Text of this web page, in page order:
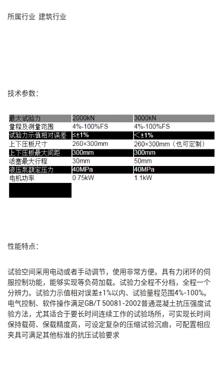
所属行业 建筑行业
技术参数：
性能特点：
试验空间采用电动或者手动调节，使用非常方便。具有力闭环的伺
服控制功能，能够实现等负荷加载。试验力全程不分档，全程一个
分辨力。试验力示值相对误差±1%以内、试验量程范围4%-100%。
电气控制、软件操作满足GB/T 50081-2002普通混凝土抗压强度试
验方法，尤其适合于要长时间连续工作的试验场所，可实现长时间
保持载荷、保载精度高，可设定复杂的压缩试验沉痼，可配置相应
夹具可满足其他标准的抗压试验要求